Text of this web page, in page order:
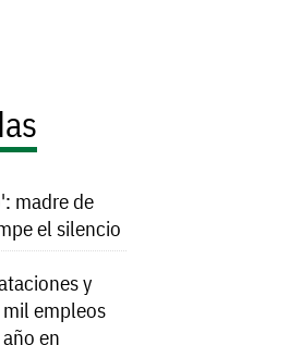
madre de
el silencio
y
mil empleos
en